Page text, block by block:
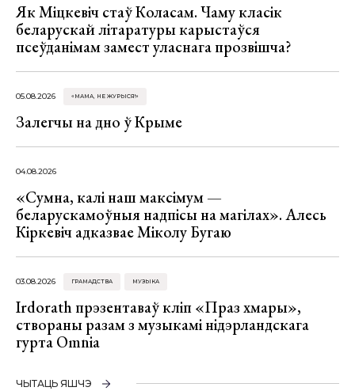
Як Міцкевіч стаў Коласам. Чаму класік
беларускай літаратуры карыстаўся
псеўданімам замест уласнага прозвішча?
05.08.2026 «МАМА, НЕ ЖУРЫСЯ!»
Залегчы на дно ў Крыме
04.08.2026
«Сумна, калі наш максімум —
беларускамоўныя надпісы на магілах». Алесь
Кіркевіч адказвае Міколу Бугаю
03.08.2026 ГРАМАДСТВА МУЗЫКА
Irdorath прэзентаваў кліп «Праз хмары»,
створаны разам з музыкамі нідэрландскага
гурта Omnia
ЧЫТАЦЬ ЯШЧЭ